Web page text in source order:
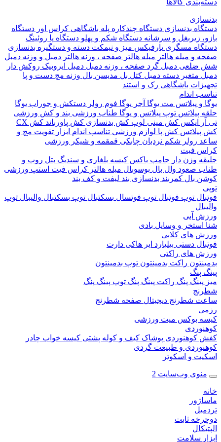
کالاها
بدنسازیدستگاه چندکارهپله باشگاهیکراس اوردستگاه
زیربغل و سرشانه دستگاه شکم و پهلودستگاه پاروئینگ
مسگریبارفیکسمیز و نیمکتدسته و دستگیره بدنسازی
و میله هالتر میله هالتر صفحه ، وزنه هالتر دمبل و وزنه دمبل
دمبل گرد صفحه ، وزنه دمبل دمبل ایروبیک روکش دار
متغیردسته دمبل کتل بلمدیسن بالوزنه مچ دست و پا
باشگاهیرک و استند
اندام
و پیلاتسمت یوگاآجر یوگا فوم رولر دستکش و جوراب یوگا
پیلاتستوپ پیلاتس و یوگاطناب ورزشی بند و کش ورزشی
ایکس کش مینی لوپ کش بدنسازیکش پاورباندکش CX
کش پالوازم ورزشی تناسب اندام ابزار تقویت مچ و
رولر شکم نردبان چابکیقمقمه و شیکر ورزشی
فیت
وزن دارجامپ باکسکیسه بلغاری و سندبگبتل روپ و
صعودوال بال بوسوبالمیله هالتر کراس فیت استپ ورزشی
بالکمربند بدنسازیبند لیفت و کف بند
توپ فوتبالتوپ فوتسالبسکتبالتوپ بسکتبالوالیبال توپ
آبی
و وسایل بادی
های کلابی
دستیبیلیاردایر هاکیدارت
های راکتی
راکت بدمینتونتوپ بدمینتون
پنگ
پنگراکت پینگ پنگتوپ پینگ پنگ
شطرنج دیجیتالصفحه شطرنج
بوکسمیت ورزشی
کوهنوردیپوشاککیف و کوله پشتیکیسه خوابچادر
و طبیعت گردی
و اسکوتر
وب‌سایت 2
ثابت
سلامت